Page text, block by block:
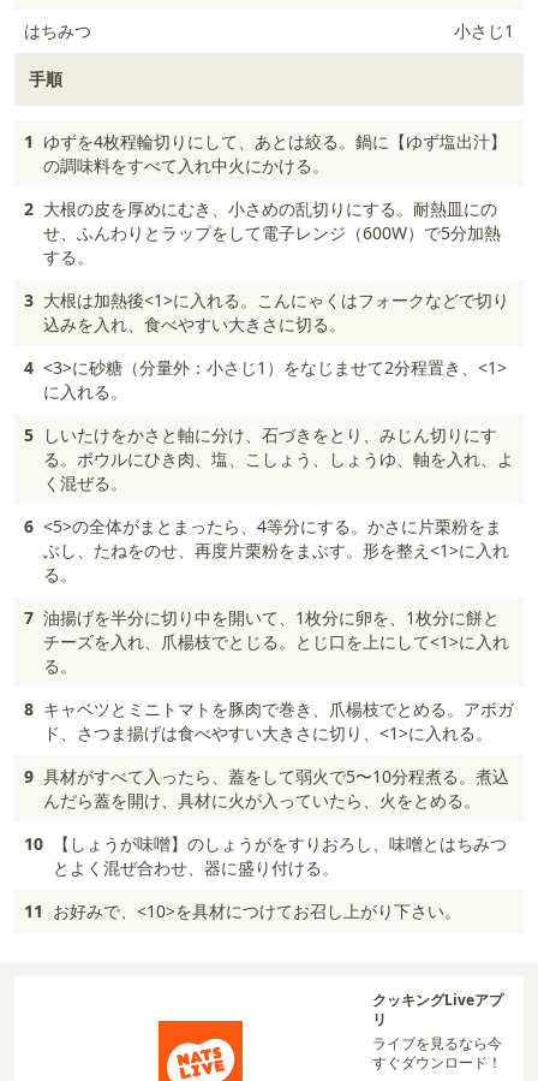
はちみつ
小さじ1
手順
1 ゆずを4枚程輪切りにして、あとは絞る。鍋に【ゆず塩出汁】
の調味料をすべて入れ中火にかける。
2 大根の皮を厚めにむき、小さめの乱切りにする。耐熱皿にの
せ、ふんわりとラップをして電子レンジ（600W）で5分加熱
する。
3 大根は加熱後<1>に入れる。こんにゃくはフォークなどで切り
込みを入れ、食べやすい大きさに切る。
4 <3>に砂糖（分量外：小さじ1）をなじませて2分程置き、<1>
に入れる。
5 しいたけをかさと軸に分け、石づきをとり、みじん切りにす
る。ボウルにひき肉、塩、こしょう、しょうゆ、軸を入れ、よ
く混ぜる。
6 <5>の全体がまとまったら、4等分にする。かさに片栗粉をま
ぶし、たねをのせ、再度片栗粉をまぶす。形を整え<1>に入れ
る。
7 油揚げを半分に切り中を開いて、1枚分に卵を、1枚分に餅と
チーズを入れ、爪楊枝でとじる。とじ口を上にして<1>に入れ
る。
8 キャベツとミニトマトを豚肉で巻き、爪楊枝でとめる。アボガ
ド、さつま揚げは食べやすい大きさに切り、<1>に入れる。
9 具材がすべて入ったら、蓋をして弱火で5〜10分程煮る。煮込
んだら蓋を開け、具材に火が入っていたら、火をとめる。
10
【しょうが味噌】のしょうがをすりおろし、味噌とはちみつ
とよく混ぜ合わせ、器に盛り付ける。
11 お好みで、<10>を具材につけてお召し上がり下さい。
クッキングLiveアプ
リ
ライブを見るなら今
すぐダウンロード！